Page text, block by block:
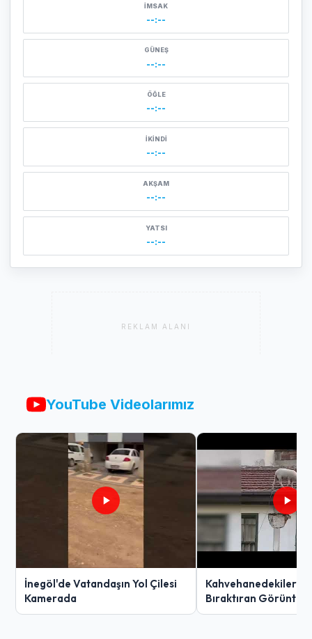
İMSAK
--:--
GÜNEŞ
--:--
ÖĞLE
--:--
İKINDI
--:--
AKŞAM
--:--
YATSI
--:--
REKLAM ALANI
YouTube Videolarımız
İnegöl'de Vatandaşın Yol Çilesi
Kamerada
Kahvehanedekiler
Bıraktıran Görüntü!